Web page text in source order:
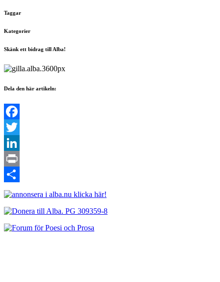
Taggar
Kategorier
Skänk ett bidrag till Alba!
Dela den här artikeln:
Facebook
Twitter
LinkedIn
Print
Dela